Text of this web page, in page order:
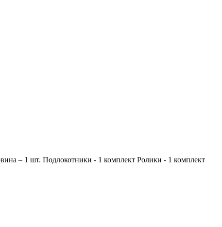
– 1 шт. Подлокотники - 1 комплект Ролики - 1 комплект